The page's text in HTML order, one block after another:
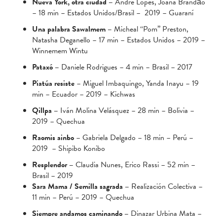
– 18 min – Estados Unidos/Brasil – 2019 – Guaraní
Una palabra Sawalmem– Micheal ‘‘Pom’’ Preston,
Natasha Deganello – 17 min – Estados Unidos – 2019 –
Winnemem Wintu
Pataxó – Daniele Rodrigues – 4 min – Brasil – 2017
Piatúa resiste – Miguel Imbaquingo, Yanda Inayu – 19
min – Ecuador – 2019 – Kichwas
Qillpa – Iván Molina Velásquez – 28 min – Bolivia –
2019 – Quechua
Raomis ainbo – Gabriela Delgado – 18 min – Perú –
2019 – Shipibo Konibo
Resplendor – Claudia Nunes, Erico Rassi – 52 min –
Brasil – 2019
Sara Mama / Semilla sagrada – Realización Colectiva –
11 min – Perú – 2019 – Quechua
Siempre andamos caminando – Dinazar Urbina Mata –